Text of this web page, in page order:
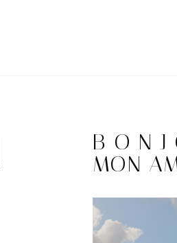
B O N J
MON